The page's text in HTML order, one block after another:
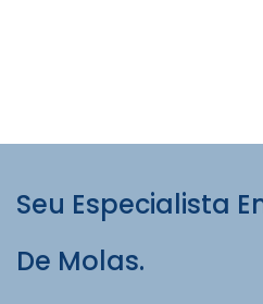
Seu Especialista
De Molas.